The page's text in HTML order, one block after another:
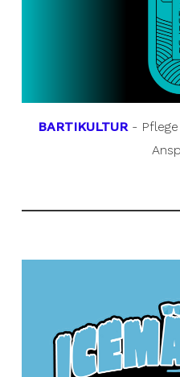
BARTIKULTUR- Pflege